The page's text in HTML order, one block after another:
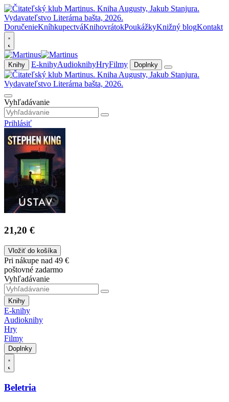
DoručenieKníhkupectváKnihovrátokPoukážkyKnižný blogKontakt
Knihy E-knihyAudioknihyHryFilmy Doplnky
Vyhľadávanie
Prihlásiť
21,20 €
Vložiť do košíka
Pri nákupe nad 49 €
poštovné zadarmo
Vyhľadávanie
Knihy
E-knihy
Audioknihy
Hry
Filmy
Doplnky
Beletria